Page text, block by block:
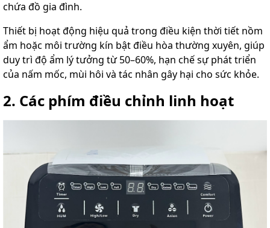
chứa đồ gia đình.
Thiết bị hoạt động hiệu quả trong điều kiện thời tiết nồm
ẩm hoặc môi trường kín bật điều hòa thường xuyên, giúp
duy trì độ ẩm lý tưởng từ 50–60%, hạn chế sự phát triển
của nấm mốc, mùi hôi và tác nhân gây hại cho sức khỏe.
2. Các phím điều chỉnh linh hoạt